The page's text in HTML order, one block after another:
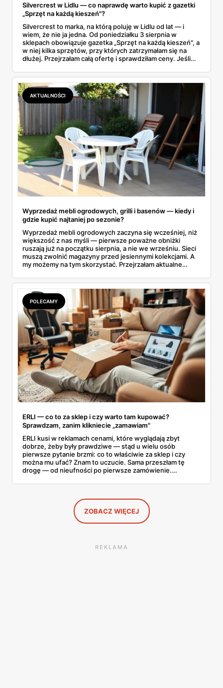
Silvercrest w Lidlu — co naprawdę warto kupić z gazetki
„Sprzęt na każdą kieszeń"?
Silvercrest to marka, na którą poluję w Lidlu od lat — i
wiem, że nie ja jedna. Od poniedziałku 3 sierpnia w
sklepach obowiązuje gazetka „Sprzęt na każdą kieszeń", a
w niej kilka sprzętów, przy których zatrzymałam się na
dłużej. Przejrzałam całą ofertę i sprawdziłam ceny. Jeśli
faktycznie okazja — poniżej znajdziecie odpowiedź.
Uwaga: promocja trwa tylko do 8 sierpnia.
AKTUALNOŚCI
Wyprzedaż mebli ogrodowych, grilli i basenów — kiedy i
gdzie kupić najtaniej po sezonie?
Wyprzedaż mebli ogrodowych zaczyna się wcześniej, niż
większość z nas myśli — pierwsze poważne obniżki
ruszają już na początku sierpnia, a nie we wrześniu. Sieci
muszą zwolnić magazyny przed jesiennymi kolekcjami. A
my możemy na tym skorzystać. Przejrzałam aktualne
leżaki, grille i baseny. Do tego podpowiadam, jak odróżnić
prawdziwą obniżkę od pozornej.
POLECAMY
ERLI — co to za sklep i czy warto tam kupować?
Sprawdzam, zanim klikniecie „zamawiam"
ERLI kusi w reklamach cenami, które wyglądają zbyt
dobrze, żeby były prawdziwe — stąd u wielu osób
pierwsze pytanie brzmi: co to właściwie za sklep i czy
można mu ufać? Znam to uczucie. Sama przeszłam tę
drogę — od nieufności po pierwsze zamówienie.
mówią kupujący i co ciekawego jest tam teraz w promocji,
wiedzieć przed pierwszym koszykiem.
ZOBACZ WIĘCEJ
REKLAMA